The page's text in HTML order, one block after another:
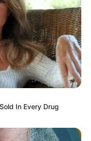
In Every Drug